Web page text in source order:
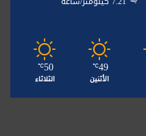
49
℃
الأثنين
50
℃
الثلاثاء